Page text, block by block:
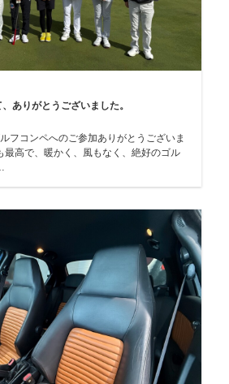
ありがとうございました。
フコンペへのご参加ありがとうございま